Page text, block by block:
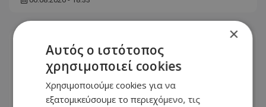
×
Αυτός ο ιστότοπος
χρησιμοποιεί cookies
Χρησιμοποιούμε cookies για να
εξατομικεύσουμε το περιεχόμενο, τις